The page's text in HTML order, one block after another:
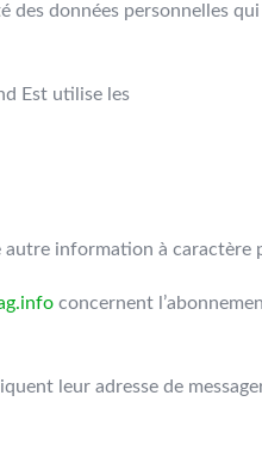
des données personnelles
Est utilise les
information à caractère
concernent
leur adresse de